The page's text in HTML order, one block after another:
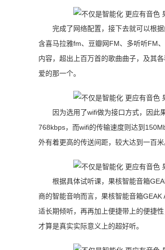
完成了网络配置，接下去就可以根
含喜马拉雅fm、豆瓣网FM、多听听FM
内容，超出上百万首的歌曲曲子，及其
爱的那一个。
因为选用了wifi做为接口方式，因此
768kbps，而wifi的传输速度则达到
外有着更高的传送间距，较大达到一百米
根据具体试听课，果核智能音箱
商的智能音响而言，果核智能音箱
适长期倾听，再再加上便捷带上的便捷
才算是真实实际意义上的超好听。